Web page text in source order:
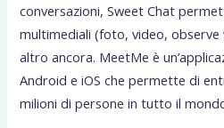
conversazioni, Sweet Chat
multimediali (foto, video, observe
altro ancora. MeetMe è
Android e iOS che permette di
milioni di persone in tutto il